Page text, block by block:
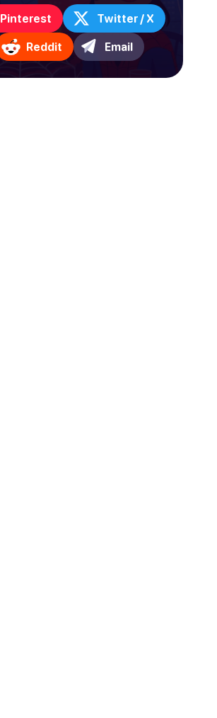
Pinterest Twitter / X
Reddit Email